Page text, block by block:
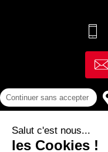
Continuer sans accepter
Salut c'est nous...
les Cookies !